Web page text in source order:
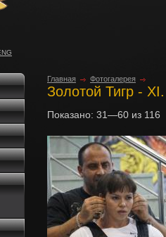
Главная Фотогалерея
Золотой Тигр -
Показано: 31—60 из 116